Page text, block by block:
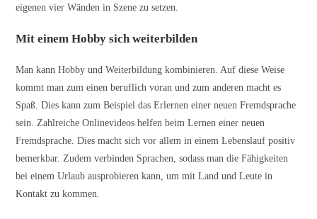
eigenen vier Wänden in Szene zu setzen.
Mit einem Hobby sich weiterbilden
Man kann Hobby und Weiterbildung kombinieren. Auf diese Weise
kommt man zum einen beruflich voran und zum anderen macht es
Spaß. Dies kann zum Beispiel das Erlernen einer neuen Fremdsprache
sein. ZahlreicheOnlinevideos helfen beim Lernen einer neuen
Fremdsprache. Dies macht sich vor allem in einem Lebenslauf positiv
bemerkbar. Zudem verbinden Sprachen, sodass man die Fähigkeiten
bei einem Urlaub ausprobieren kann, um mit Land und Leute in
Kontakt zu kommen.